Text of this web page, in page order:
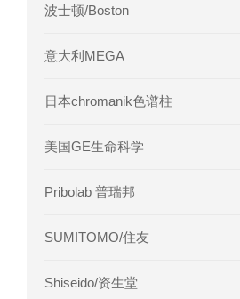
波士顿/Boston
意大利MEGA
日本chromanik色谱柱
美国GE生命科学
Pribolab 普瑞邦
SUMITOMO/住友
Shiseido/资生堂